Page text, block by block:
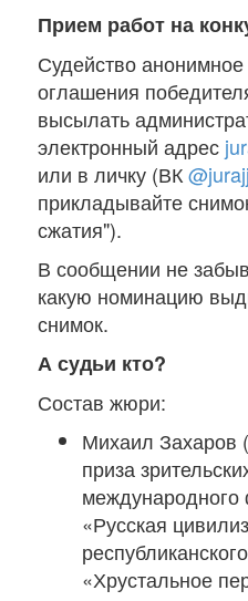
Прием работ на
Судейство
оглашения
высылать
электронный адрес
или в личку (ВК@jurajj
прикладывайте
сжатия").
В сообщении не
какую номинацию
снимок.
А судьи кто?
Состав жюри:
Михаил Захаров
приза
международного
«Русская
«Хрустальное